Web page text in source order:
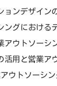
ョンデザイン
ングにおける
アウトソーシ
活用と営業ア
ウトソーシ